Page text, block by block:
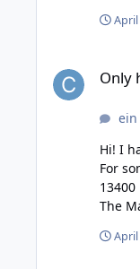
April
Only
ein
Hi! I have a question that came up the other day. It is related to this one here. My current setup is: Master brick with POE Master Extension with one AccelerometerV2 Bricklet.
For some
13400 Hz
The Master
April